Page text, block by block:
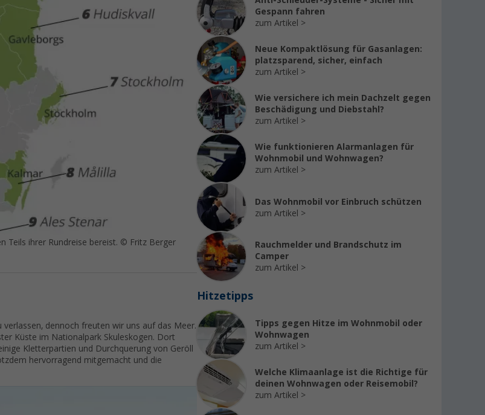
Teils ihrer Rundreise bereist. © Fritz Berger
verlassen, dennoch freuten wir uns auf das Meer.
Küste im Nationalpark Skuleskogen. Dort
Kletterpartien und Durchquerung von Geröll
hervorragend mitgemacht und die
Gespann fahren
zum Artikel
Neue Kompaktlösung für Gasanlagen:
platzsparend, sicher, einfach
zum Artikel
Wie versichere ich mein Dachzelt gegen
Beschädigung und Diebstahl?
zum Artikel
Wie funktionieren Alarmanlagen für
Wohnmobil und Wohnwagen?
zum Artikel
Das Wohnmobil vor Einbruch schützen
zum Artikel
Rauchmelder und Brandschutz im
Camper
zum Artikel
Hitzetipps
Tipps gegen Hitze im Wohnmobil oder
Wohnwagen
zum Artikel
Welche Klimaanlage ist die Richtige für
deinen Wohnwagen oder Reisemobil?
zum Artikel